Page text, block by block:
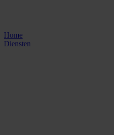
Home
Diensten